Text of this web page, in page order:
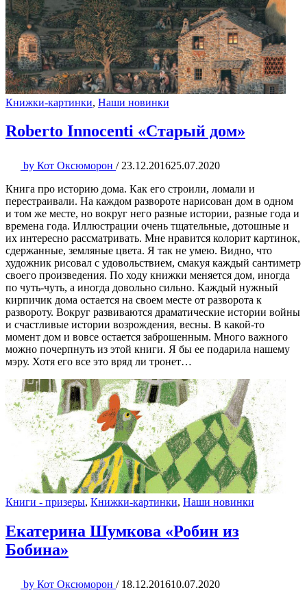
Книжки-картинки, Наши новинки
Roberto Innocenti «Старый дом»
by Кот Оксюморон / 23.12.201625.07.2020
Книга про историю дома. Как его строили, ломали и
перестраивали. На каждом развороте нарисован дом в одном
и том же месте, но вокруг него разные истории, разные года и
времена года. Иллюстрации очень тщательные, дотошные и
их интересно рассматривать. Мне нравится колорит картинок,
сдержанные, земляные цвета. Я так не умею. Видно, что
художник рисовал с удовольствием, смакуя каждый сантиметр
своего произведения. По ходу книжки меняется дом, иногда
по чуть-чуть, а иногда довольно сильно. Каждый нужный
кирпичик дома остается на своем месте от разворота к
развороту. Вокруг развиваются драматические истории войны
и счастливые истории возрождения, весны. В какой-то
момент дом и вовсе остается заброшенным. Много важного
можно почерпнуть из этой книги. Я бы ее подарила нашему
мэру. Хотя его все это вряд ли тронет…
Книги - призеры, Книжки-картинки, Наши новинки
Екатерина Шумкова «Робин из
Бобина»
by Кот Оксюморон / 18.12.201610.07.2020